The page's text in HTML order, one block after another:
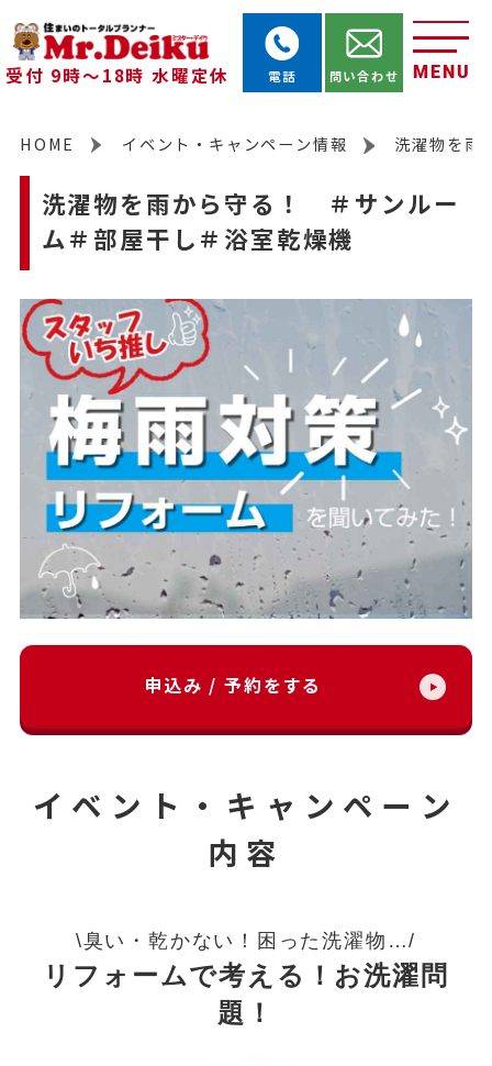
受付 9時～18時 水曜定休 MENU
電話 問い合わせ
HOME イベント・キャンペーン情報 洗濯物を雨
洗濯物を雨から守る！ ＃サンルー
ム＃部屋干し＃浴室乾燥機
申込み / 予約をする
イベント・キャンペーン
内容
\臭い・乾かない！困った洗濯物…/
リフォームで考える！お洗濯問
題！